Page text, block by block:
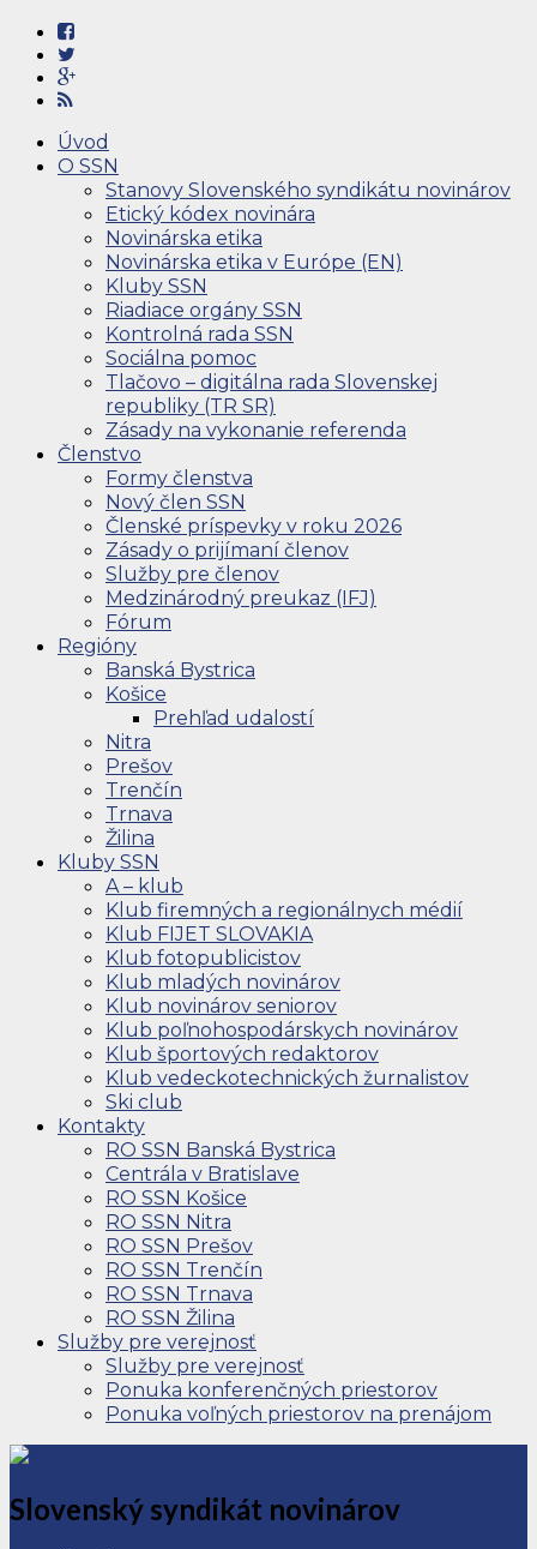
Úvod
O SSN
Stanovy Slovenského syndikátu novinárov
Etický kódex novinára
Novinárska etika
Novinárska etika v Európe (EN)
Kluby SSN
Riadiace orgány SSN
Kontrolná rada SSN
Sociálna pomoc
Tlačovo – digitálna rada Slovenskej
republiky (TR SR)
Zásady na vykonanie referenda
Členstvo
Formy členstva
Nový člen SSN
Členské príspevky v roku 2026
Zásady o prijímaní členov
Služby pre členov
Medzinárodný preukaz (IFJ)
Fórum
Regióny
Banská Bystrica
Košice
Prehľad udalostí
Nitra
Prešov
Trenčín
Trnava
Žilina
Kluby SSN
A – klub
Klub firemných a regionálnych médií
Klub FIJET SLOVAKIA
Klub fotopublicistov
Klub mladých novinárov
Klub novinárov seniorov
Klub poľnohospodárskych novinárov
Klub športových redaktorov
Klub vedeckotechnických žurnalistov
Ski club
Kontakty
RO SSN Banská Bystrica
Centrála v Bratislave
RO SSN Košice
RO SSN Nitra
RO SSN Prešov
RO SSN Trenčín
RO SSN Trnava
RO SSN Žilina
Služby pre verejnosť
Služby pre verejnosť
Ponuka konferenčných priestorov
Ponuka voľných priestorov na prenájom
Slovenský syndikát novinárov